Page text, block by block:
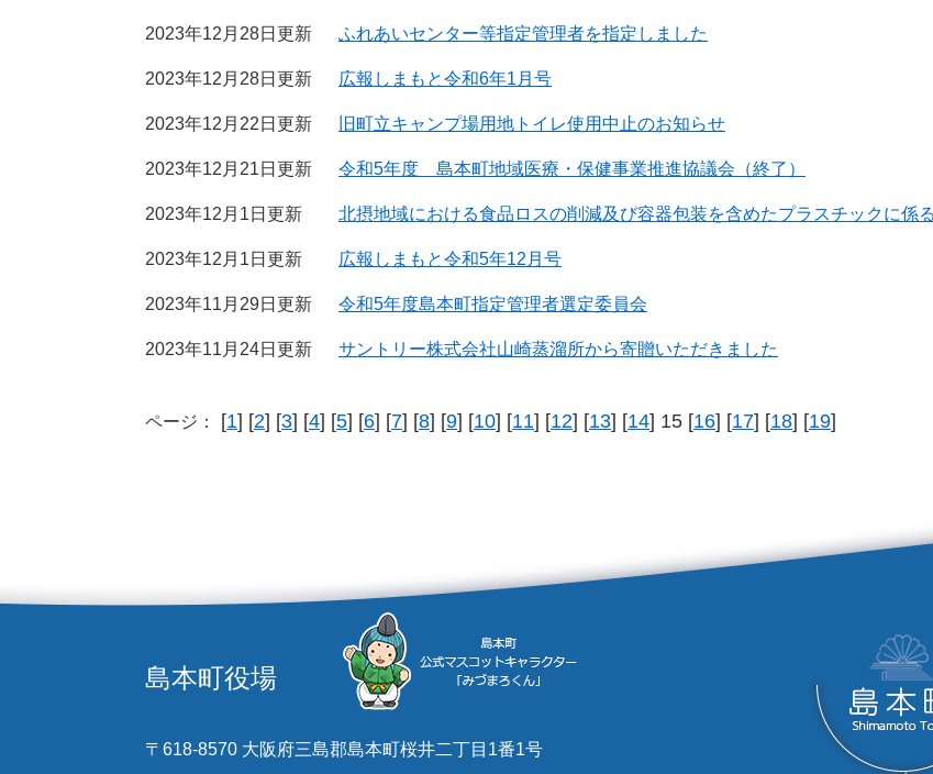
2023年12月28日更新 ふれあいセンター等指定管理者を指定しました
2023年12月28日更新 広報しまもと令和6年1月号
2023年12月22日更新 旧町立キャンプ場用地トイレ使用中止のお知らせ
2023年12月21日更新 令和5年度 島本町地域医療・保健事業推進協議会（終了）
2023年12月1日更新 北摂地域における食品ロスの削減及び容器包装を含めたプラスチックに係
2023年12月1日更新 広報しまもと令和5年12月号
2023年11月29日更新 令和5年度島本町指定管理者選定委員会
2023年11月24日更新 サントリー株式会社山崎蒸溜所から寄贈いただきました
ページ： [1] [2] [3] [4] [5] [6] [7] [8] [9] [10] [11] [12] [13] [14] 15 [16] [17] [18] [19]
島本町役場
〒618-8570 大阪府三島郡島本町桜井二丁目1番1号